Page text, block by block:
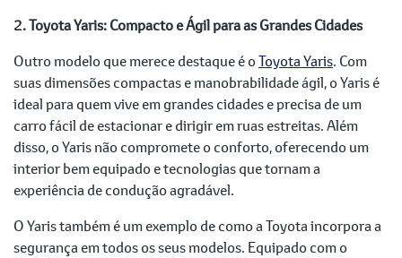
2. Toyota Yaris: Compacto e Ágil para as Grandes Cidades
Outro modelo que merece destaque é oToyota Yaris. Com
suas dimensões compactas e manobrabilidade ágil, o Yaris é
ideal para quem vive em grandes cidades e precisa de um
carro fácil de estacionar e dirigir em ruas estreitas. Além
disso, o Yaris não compromete o conforto, oferecendo um
interior bem equipado e tecnologias que tornam a
experiência de condução agradável.
O Yaris também é um exemplo de como a Toyota incorpora a
segurança em todos os seus modelos. Equipado com o